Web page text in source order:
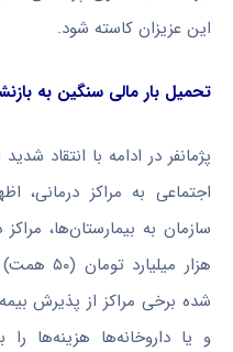
این عزیزان کاسته شود.
تحمیل بار مالی سنگین به
پژمانفر در ادامه با انتقاد
اجتماعی به مراکز درمانی،
هزار
شده برخی مراکز از پذیرش
و یا داروخانه‌ها هزینه‌ها را